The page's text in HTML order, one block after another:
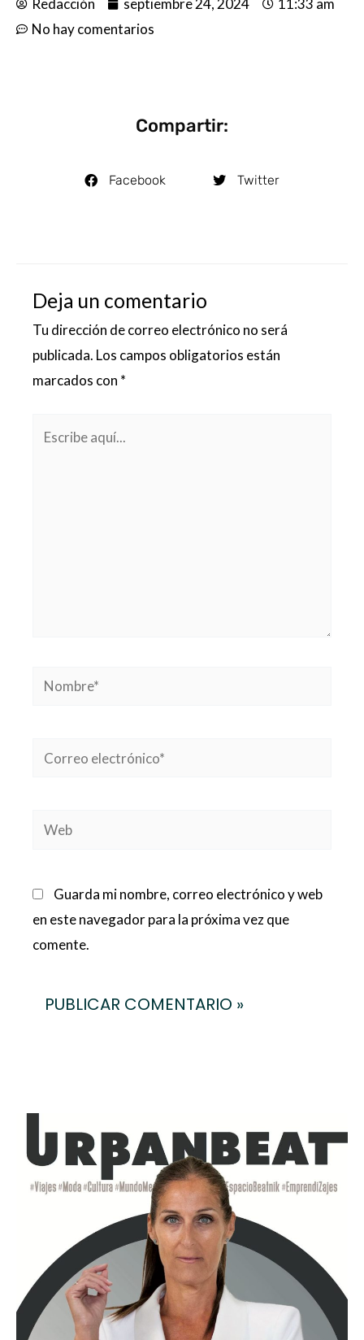
Redacción septiembre 24, 2024
11:33 am
No hay comentarios
Compartir:
Facebook Twitter
Deja un comentario
Tu dirección de correo electrónico no será
publicada. Los campos obligatorios están
marcados con *
Nombre*
Correo
Web
Guarda mi nombre, correo electrónico y web
en este navegador para la próxima vez que
comente.